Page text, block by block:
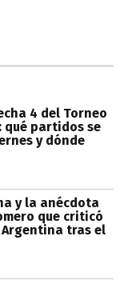
4 del Torneo
qué partidos se
y dónde
y la anécdota
que criticó
tras el